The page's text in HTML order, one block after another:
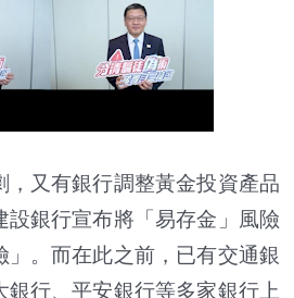
又有銀行調整黃金投資產品
設銀行宣布將「易存金」風險
」。而在此之前，已有交通銀
銀行、平安銀行等多家銀行上